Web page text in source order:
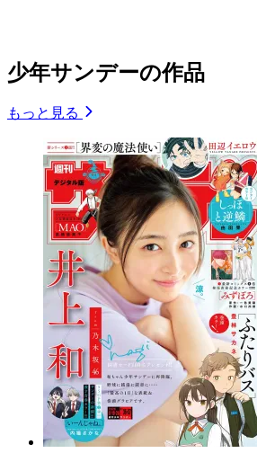
少年サンデーの作品
もっと見る